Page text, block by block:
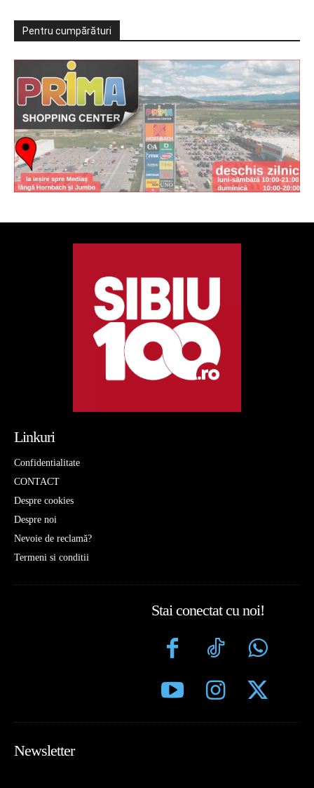
Pentru cumpărături
Linkuri
Confidentialitate
CONTACT
Despre cookies
Despre noi
Nevoie de reclamă?
Termeni si conditii
Stai conectat cu noi!
Newsletter